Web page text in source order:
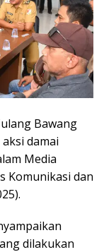
Bawang
damai
Media
Komunikasi dan
dilakukan